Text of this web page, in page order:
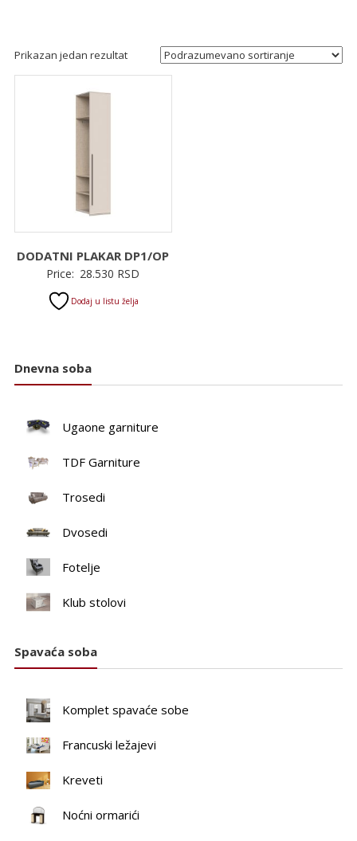
Prikazan jedan rezultat
DODATNI PLAKAR DP1/OP
Price: 28.530 RSD
Dodaj u listu želja
Dnevna soba
Ugaone garniture
TDF Garniture
Trosedi
Dvosedi
Fotelje
Klub stolovi
Spavaća soba
Komplet spavaće sobe
Francuski ležajevi
Kreveti
Noćni ormarići